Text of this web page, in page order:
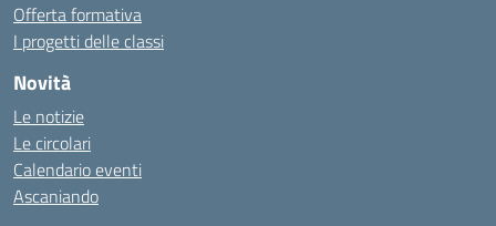
Offerta formativa
I progetti delle classi
Novità
Le notizie
Le circolari
Calendario eventi
Ascaniando